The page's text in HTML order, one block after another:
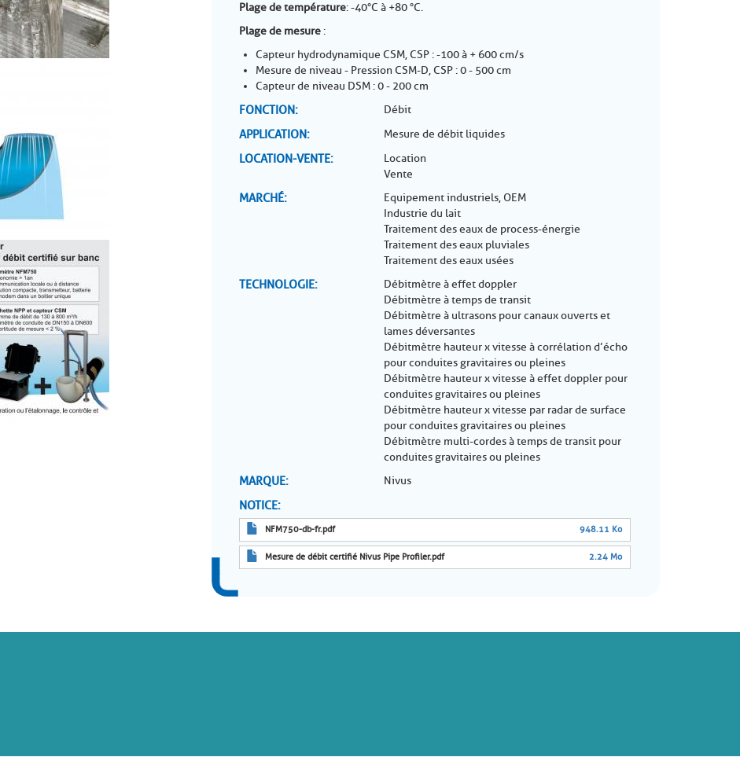
Plage de température: -40°C à +80 °C.
Plage de mesure:
Capteur hydrodynamique CSM, CSP : -100 à + 600 cm/s
Mesure de niveau - Pression CSM-D, CSP : 0 - 500 cm
Capteur de niveau DSM : 0 - 200 cm
FONCTION Débit
APPLICATION Mesure de débit liquides
LOCATION-VENTE
Location
Vente
MARCHÉ
Equipement industriels, OEM
Industrie du lait
Traitement des eaux de process-énergie
Traitement des eaux pluviales
Traitement des eaux usées
TECHNOLOGIE
Débitmètre à effet doppler
Débitmètre à temps de transit
Débitmètre à ultrasons pour canaux ouverts et
lames déversantes
Débitmètre hauteur x vitesse à corrélation d’écho
pour conduites gravitaires ou pleines
Débitmètre hauteur x vitesse à effet doppler pour
conduites gravitaires ou pleines
Débitmètre hauteur x vitesse par radar de surface
pour conduites gravitaires ou pleines
Débitmètre multi-cordes à temps de transit pour
conduites gravitaires ou pleines
MARQUE Nivus
NOTICE
NFM750-db-fr.pdf 948.11 Ko
Mesure de débit certifié Nivus Pipe Profiler.pdf 2.24 Mo